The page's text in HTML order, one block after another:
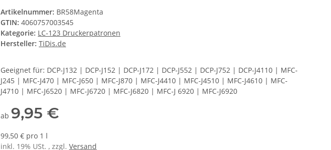
Artikelnummer: BR58Magenta
GTIN: 4060757003545
Kategorie: LC-123 Druckerpatronen
Hersteller: TiDis.de
Geeignet für: DCP-J132 | DCP-J152 | DCP-J172 | DCP-J552 | DCP-J752 | DCP-J4110 | MFC-
J245 | MFC-J470 | MFC-J650 | MFC-J870 | MFC-J4410 | MFC-J4510 | MFC-J4610 | MFC-
J4710 | MFC-J6520 | MFC-J6720 | MFC-J6820 | MFC-J 6920 | MFC-J6920
ab 9,95 €
99,50 € pro 1 l
inkl. 19% USt. , zzgl. Versand